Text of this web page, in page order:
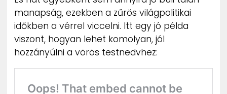
manapság, ezekben a zűrös világpolitikai
időkben a vérrel viccelni. Itt egy jó példa
viszont, hogyan lehet komolyan, jól
hozzányúlni a vörös testnedvhez: